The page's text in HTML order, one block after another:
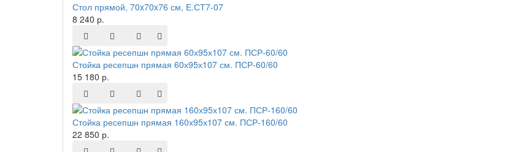
Стол прямой, 70x70x76 см, Е.СТ7-07
8 240 р.
Стойка ресепшн прямая 60х95х107 см. ПСР-60/60
15 180 р.
Стойка ресепшн прямая 160х95х107 см. ПСР-160/60
22 850 р.